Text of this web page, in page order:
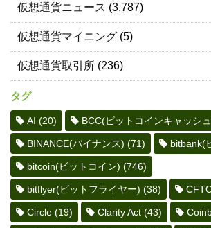
仮想通貨ニュース (3,787)
仮想通貨マイニング (5)
仮想通貨取引所 (236)
タグ
AI (20) BCC(ビットコインキャッシ
BINANCE(バイナンス) (71) bitbank(
bitcoin(ビットコイン) (746)
bitflyer(ビットフライヤー) (38)
Circle (19) Clarity Act (43)